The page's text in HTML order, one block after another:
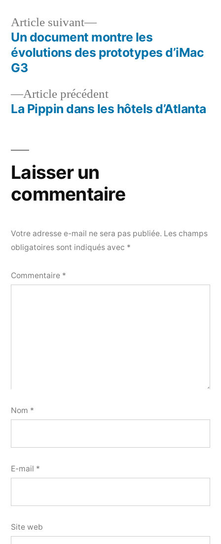
Navigation
de
l’article
Article précédentArticle
précédent :
La Pippin dans les hôtels d’Atlanta
Article suivant
Article
suivant :
Un document montre les
évolutions des prototypes d’iMac
G3
Laisser un
commentaire
Votre adresse e-mail ne sera pas publiée. Les champs
obligatoires sont indiqués avec *
Commentaire *
Nom *
E-mail *
Site web